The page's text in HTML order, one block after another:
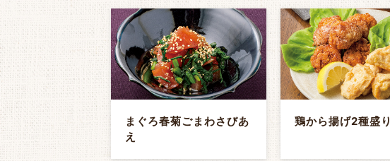
まぐろ春菊ごまわさびあ
え
鶏から揚げ2種盛り